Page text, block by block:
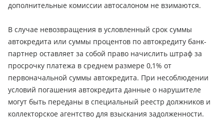
дополнительные комиссии автосалоном не взимаются.
В случае невозвращения в условленный срок суммы
автокредита или суммы процентов по автокредиту банк-
партнер оставляет за собой право начислить штраф за
просрочку платежа в среднем размере 0,1% от
первоначальной суммы автокредита. При несоблюдении
условий погашения автокредита данные о нарушителе
могут быть переданы в специальный реестр должников и
коллекторское агентство для взыскания задолженности.